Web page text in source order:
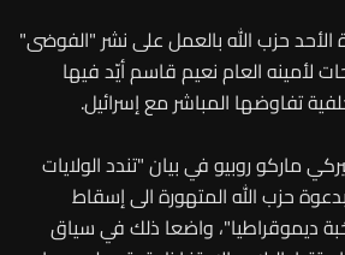
الأحد حزب الله بالعمل على نشر "الفوضى"
لأمينه العام نعيم قاسم أيّد فيها
تفاوضها المباشر مع إسرائيل.
ماركو روبيو في بيان "تندد الولايات
حزب الله المتهورة الى إسقاط
ديموقراطيا"، واضعا ذلك في سياق